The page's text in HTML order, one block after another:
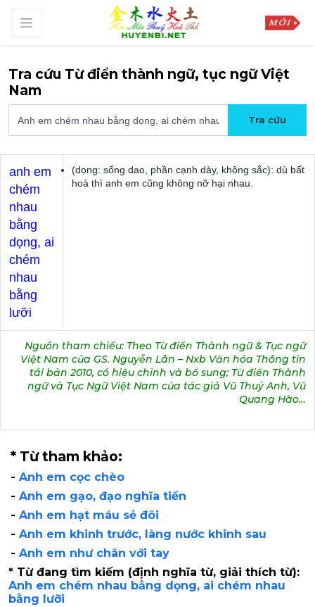
Tra cứu Từ điển thành ngữ, tục ngữ Việt
Nam
anh em
chém
nhau
bằng
dọng, ai
chém
nhau
bằng
lưỡi
(dọng: sống dao, phần cạnh dày, không sắc): dù bất
hoà thì anh em cũng không nỡ hại nhau.
Nguồn tham chiếu: Theo Từ điển Thành ngữ & Tục ngữ
Việt Nam của GS. Nguyễn Lân – Nxb Văn hóa Thông tin
tái bản 2010, có hiệu chỉnh và bổ sung; Từ điển Thành
ngữ và Tục Ngữ Việt Nam của tác giả Vũ Thuý Anh, Vũ
Quang Hào…
* Từ tham khảo:
- Anh em cọc chèo
- Anh em gạo, đạo nghĩa tiền
- Anh em hạt máu sẻ đôi
- Anh em khinh trước, làng nước khinh sau
- Anh em như chân với tay
* Từ đang tìm kiếm (định nghĩa từ, giải thích từ):
Anh em chém nhau bằng dọng, ai chém nhau
bằng lưỡi